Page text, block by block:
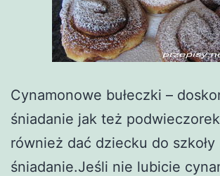
Cynamonowe bułeczki –
śniadanie jak też
również dać dziecku do szkoły
śniadanie.Jeśli nie lubicie